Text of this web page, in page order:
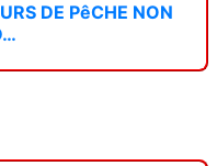
DE PêCHE NON